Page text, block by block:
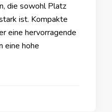
die sowohl Platz
ist. Kompakte
eine hervorragende
eine hohe